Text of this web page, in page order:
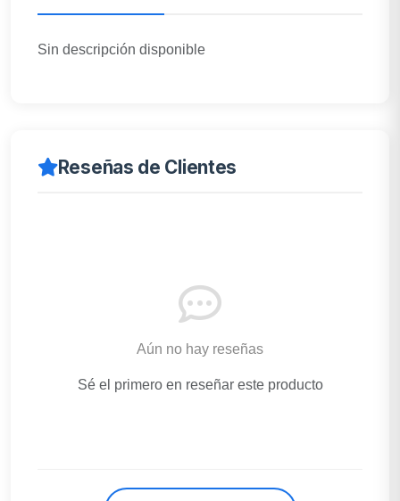
Sin descripción disponible
Reseñas de Clientes
Aún no hay reseñas
Sé el primero en reseñar este producto